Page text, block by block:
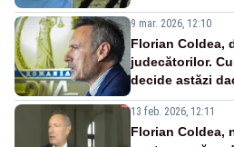
9 mar. 2026, 12:10
Florian Coldea,
judecătorilor.
decide astăzi
13 feb. 2026, 12:11
Florian Coldea,